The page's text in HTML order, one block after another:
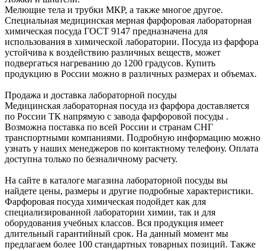
Мелющие тела и трубки МКР, а также многое другое.
Специальная медицинская мерная фарфоровая лабораторная
химическая посуда ГОСТ 9147 предназначена для
использования в химической лаборатории. Посуда из фарфора
устойчива к воздействию различных веществ, может
подвергаться нагреванию до 1200 градусов. Купить
продукцию в России можно в различных размерах и объемах.
Продажа и доставка лабораторной посуды
Медицинская лабораторная посуда из фарфора доставляется
по России ТК напрямую с завода фарфоровой посуды .
Возможна поставка по всей России и странам СНГ
транспортными компаниями. Подробную информацию можно
узнать у наших менеджеров по контактному телефону. Оплата
доступна только по безналичному расчету.
На сайте в каталоге магазина лабораторной посуды вы
найдете цены, размеры и другие подробные характеристики.
Фарфоровая посуда химическая подойдет как для
специализированной лаборатории химии, так и для
оборудования учебных классов. Вся продукция имеет
длительный гарантийный срок. На данный момент мы
предлагаем более 100 стандартных товарных позиций. Также